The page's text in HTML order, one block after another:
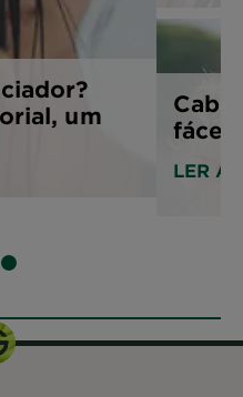
um
LER
1
SLIDE 2